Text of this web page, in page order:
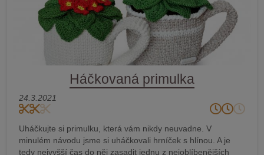
Háčkovaná primulka
24.3.2021
Uháčkujte si primulku, která vám nikdy neuvadne. V
minulém návodu jsme si uháčkovali hrníček s hlínou. A je
tedy nejvyšší čas do něj zasadit jednu z nejoblíbenějších